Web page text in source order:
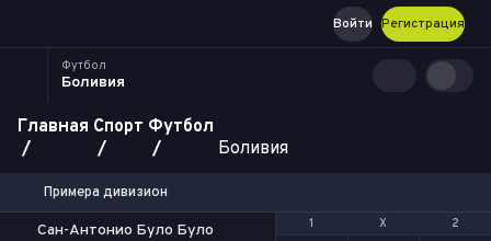
Регистрация
Войти
Футбол
Боливия
Главная Спорт Футбол
Боливия
Примера дивизион
1 Х 2
Сан-Антонио Було Було 1 Х 2